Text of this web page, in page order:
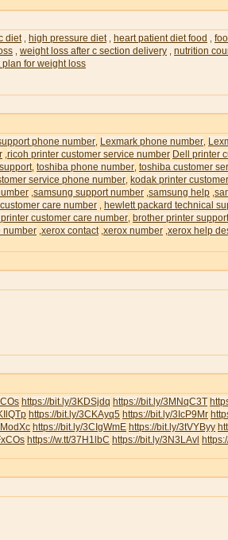
diet, high pressure diet, heart patient diet food
weight loss after c section delivery nutrition
for weight loss
phone number Lexmark phone number
ricoh printer customer service number Dell printer
toshiba phone number toshiba customer
service phone number kodak printer
samsung support number samsung help
care number hewlett packard technical
customer care number brother printer
number xerox contact xerox number xerox help
https://bit.ly/3KDSjdq https://bit.ly/3MNqC3T
https://bit.ly/3CKAyq5 https://bit.ly/3IcP9Mr
https://bit.ly/3CIgWmE https://bit.ly/3tVYByy
https://w.tt/37H1lbC https://bit.ly/3N3LAvl